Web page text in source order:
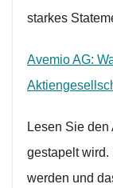
starkes
Avemio AG:
Lesen Sie
gestapelt wird.
werden und